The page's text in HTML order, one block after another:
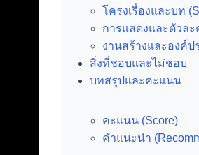
โครงเรื่องและบท
การแสดงและตัวละ
งานสร้างและองค์ป
สิ่งที่ชอบและไม่ชอบ
บทสรุปและคะแนน
คะแนน (Score)
คำแนะนำ